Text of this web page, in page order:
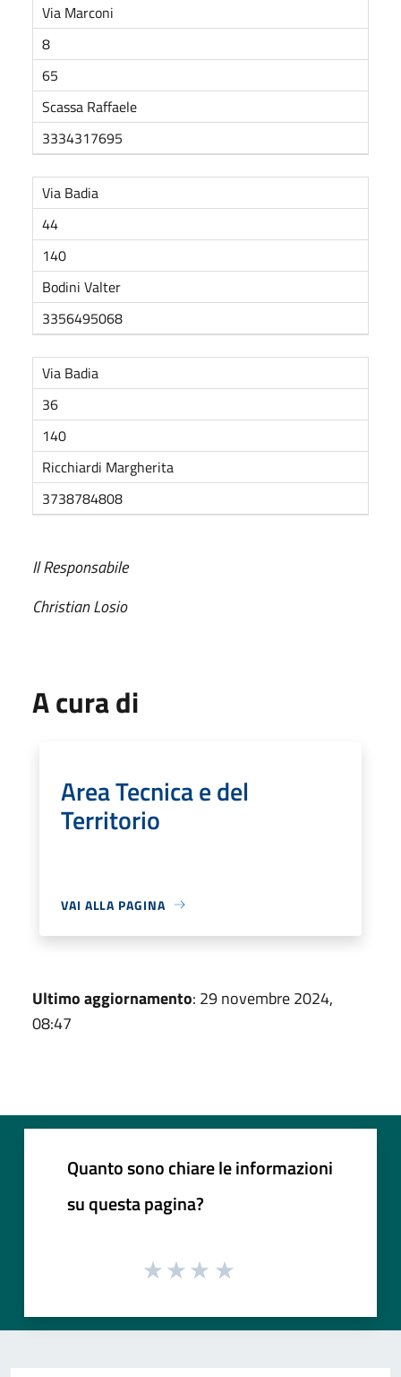
Via Marconi
8
65
Scassa Raffaele
3334317695
Via Badia
44
140
Bodini Valter
3356495068
Via Badia
36
140
Ricchiardi Margherita
3738784808
Il Responsabile
Christian Losio
A cura di
Area Tecnica e del
Territorio
VAI ALLA PAGINA
Ultimo aggiornamento: 29 novembre 2024,
08:47
Quanto sono chiare le informazioni
su questa pagina?